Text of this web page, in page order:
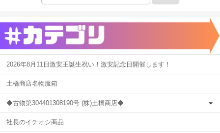
2026年8月11日激安王誕生祝い！激安記念日開催します！
土橋商店名物服箱
◆古物第304401308190号 (株)土橋商店◆
社長のイチオシ商品